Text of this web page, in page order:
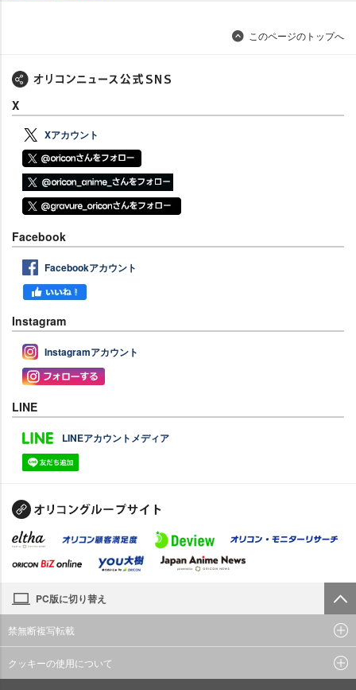
このページのトップへ
X
Xアカウント
Facebook
Facebookアカウント
Instagram
Instagramアカウント
LINE
LINEアカウントメディア
PC版に切り替え
禁無断複写転載
クッキーの使用について